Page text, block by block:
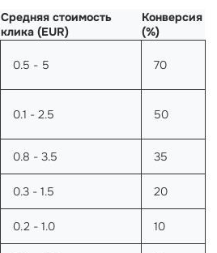
Средняя стоимость
клика (EUR)
Конверсия
(%)
0.5 - 5 70
0.1 - 2.5 50
0.8 - 3.5 35
0.3 - 1.5 20
0.2 - 1.0 10